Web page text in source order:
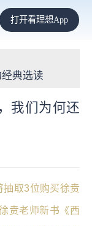
打开看理想App
典选读
我们为何还
抽取3位购买徐贲
贲老师新书《西